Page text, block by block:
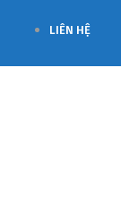
LIÊN HỆ